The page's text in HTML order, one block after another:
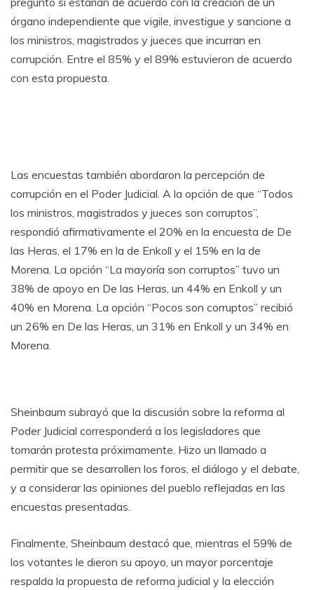
órgano independiente que vigile, investigue y sancione a
los ministros, magistrados y jueces que incurran en
corrupción. Entre el 85% y el 89% estuvieron de acuerdo
con esta propuesta.
Las encuestas también abordaron la percepción de
corrupción en el Poder Judicial. A la opción de que “Todos
los ministros, magistrados y jueces son corruptos”,
respondió afirmativamente el 20% en la encuesta de De
las Heras, el 17% en la de Enkoll y el 15% en la de
Morena. La opción “La mayoría son corruptos” tuvo un
38% de apoyo en De las Heras, un 44% en Enkoll y un
40% en Morena. La opción “Pocos son corruptos” recibió
un 26% en De las Heras, un 31% en Enkoll y un 34% en
Morena.
Sheinbaum subrayó que la discusión sobre la reforma al
Poder Judicial corresponderá a los legisladores que
tomarán protesta próximamente. Hizo un llamado a
permitir que se desarrollen los foros, el diálogo y el debate,
y a considerar las opiniones del pueblo reflejadas en las
encuestas presentadas.
Finalmente, Sheinbaum destacó que, mientras el 59% de
los votantes le dieron su apoyo, un mayor porcentaje
respalda la propuesta de reforma judicial y la elección